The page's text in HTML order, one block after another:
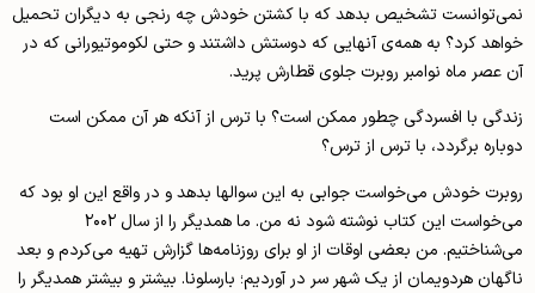
نمی‌توانست تشخیص بدهد که با کشتن خودش چه رنجی به دیگران تحمیل
خواهد کرد؟ به همه‌ی آنهایی که دوستش داشتند و حتی لکوموتیورانی که در
آن عصر ماه نوامبر روبرت جلوی قطارش پرید.
زندگی با افسردگی چطور ممکن است؟ با ترس از آنکه هر آن ممکن است
دوباره برگردد، با ترس از ترس؟
روبرت خودش می‌خواست جوابی به این سوالها بدهد و در واقع این او بود که
می‌خواست این کتاب نوشته شود نه من. ما همدیگر را از سال ۲۰۰۲
می‌شناختیم. من بعضی اوقات از او برای روزنامه‌ها گزارش تهیه می‌کردم و بعد
ناگهان هردویمان از یک شهر سر در آوردیم؛ بارسلونا. بیشتر و بیشتر همدیگر را